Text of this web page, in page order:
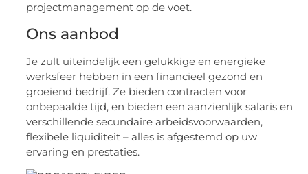
projectmanagement op de voet.
Ons aanbod
Je zult uiteindelijk een gelukkige en energieke
werksfeer hebben in een financieel gezond en
groeiend bedrijf. Ze bieden contracten voor
onbepaalde tijd, en bieden een aanzienlijk salaris en
verschillende secundaire arbeidsvoorwaarden,
flexibele liquiditeit – alles is afgestemd op uw
ervaring en prestaties.